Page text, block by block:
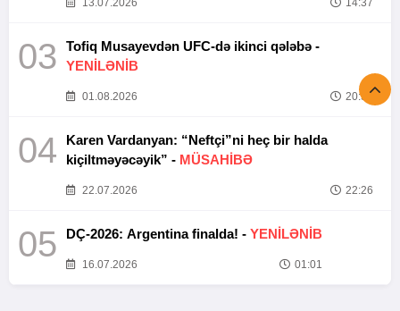
13.07.2026 14:37
03
Tofiq Musayevdən UFC-də ikinci qələbə -
YENİLƏNİB
01.08.2026 20:52
04
Karen Vardanyan: “Neftçi”ni heç bir halda
kiçiltməyəcəyik” - MÜSAHİBƏ
22.07.2026 22:26
05 DÇ-2026: Argentina finalda! - YENİLƏNİB
16.07.2026 01:01